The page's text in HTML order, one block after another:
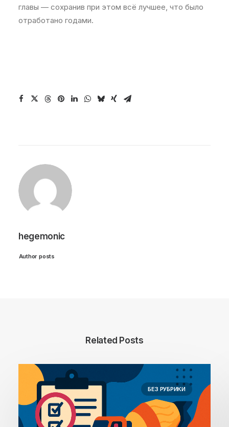
главы — сохранив при этом всё лучшее, что было
отработано годами.
hegemonic
Author posts
Related Posts
БЕЗ РУБРИКИ